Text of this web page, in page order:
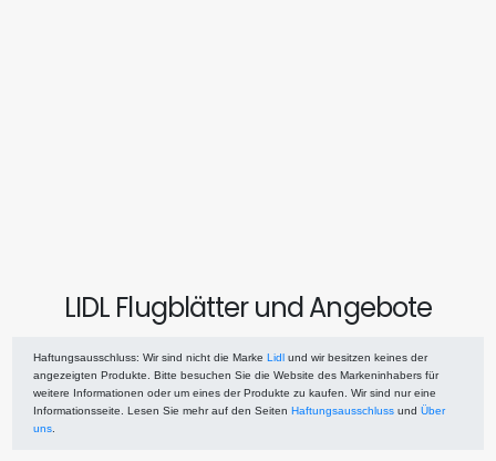
LIDL Flugblätter und Angebote
Haftungsausschluss: Wir sind nicht die Marke Lidl und wir besitzen keines der
angezeigten Produkte. Bitte besuchen Sie die Website des Markeninhabers für
weitere Informationen oder um eines der Produkte zu kaufen. Wir sind nur eine
Informationsseite. Lesen Sie mehr auf den Seiten Haftungsausschluss und Über
uns